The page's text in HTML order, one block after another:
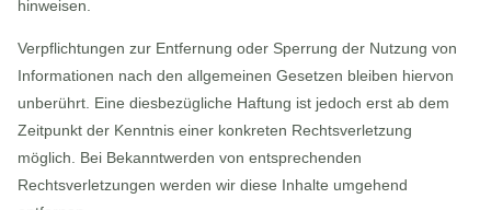
hinweisen.
Verpflichtungen zur Entfernung oder Sperrung der Nutzung von
Informationen nach den allgemeinen Gesetzen bleiben hiervon
unberührt. Eine diesbezügliche Haftung ist jedoch erst ab dem
Zeitpunkt der Kenntnis einer konkreten Rechtsverletzung
möglich. Bei Bekanntwerden von entsprechenden
Rechtsverletzungen werden wir diese Inhalte umgehend